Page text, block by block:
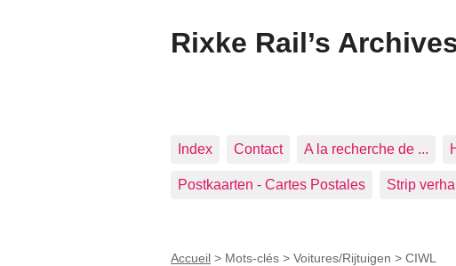
Rixke Rail’s
Index Contact A la recherche de ...
Postkaarten - Cartes Postales Strip
Accueil > Mots-clés > Voitures/Rijtuigen > CIWL